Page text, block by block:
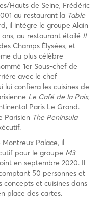
Hauts de Seine, Frédéric
au restaurant la Table
il intègre le groupe Alain
au restaurant étoilé Il
Champs Élysées, et
du plus célèbre
1er Sous-chef de
avec le chef
lui confiera les cuisines de
Le Café de la Paix,
Paris Le Grand.
Parisien The Peninsula
Palace, il
pour le groupe M3
en septembre 2020. Il
50 personnes et
et cuisines dans
place des cartes.